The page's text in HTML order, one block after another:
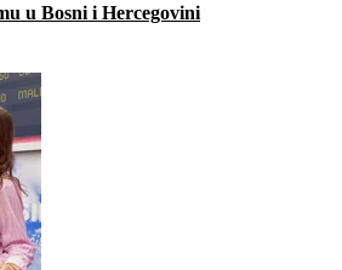
u Bosni i Hercegovini